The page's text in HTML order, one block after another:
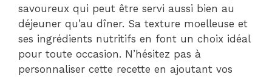
savoureux qui peut être servi aussi bien au
déjeuner qu’au dîner. Sa texture moelleuse et
ses ingrédients nutritifs en font un choix idéal
pour toute occasion. N’hésitez pas à
personnaliser cette recette en ajoutant vos